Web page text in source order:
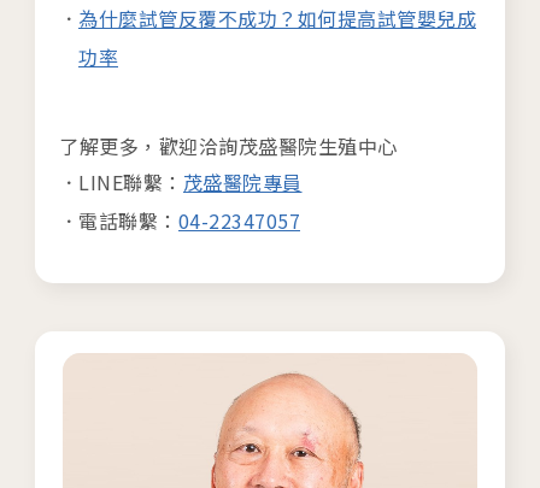
為什麼試管反覆不成功？如何提高試管嬰兒成
功率
了解更多，歡迎洽詢茂盛醫院生殖中心
LINE聯繫： 茂盛醫院專員
電話聯繫： 04-22347057